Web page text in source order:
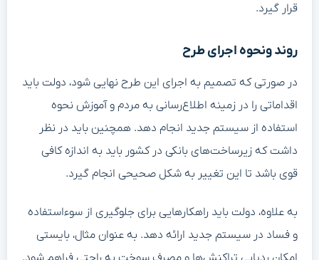
قرار گیرد.
روند ونحوه اجرای طرح
در صورتی که تصمیم به اجرای این طرح نهایی شود، دولت باید
اقداماتی را در زمینه اطلاع‌رسانی به مردم و آموزش نحوه
استفاده از سیستم جدید انجام دهد. همچنین باید در نظر
داشت که زیرساخت‌های بانکی در کشور باید به اندازه کافی
قوی باشد تا این تغییر به شکل صحیحی انجام گیرد.
به علاوه، دولت باید راهکارهایی برای جلوگیری از سوءاستفاده
و فساد در سیستم جدید ارائه دهد. به عنوان مثال، بایستی